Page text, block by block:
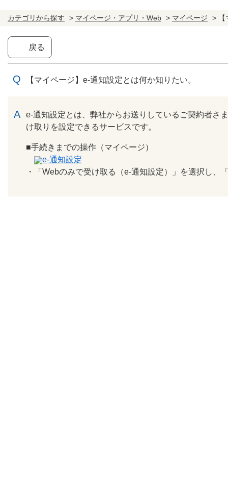
カテゴリから探す > マイページ・アプリ・Web > マイページ >
戻る
【マイページ】e-通知設定とは何か知りたい。
e-通知設定とは、弊社からお送りしているご契約者さ
け取りを設定できるサービスです。
■手続きまでの操作（マイページ）
e-通知設定
・「Webのみで受け取る（e-通知設定）」を選択し、